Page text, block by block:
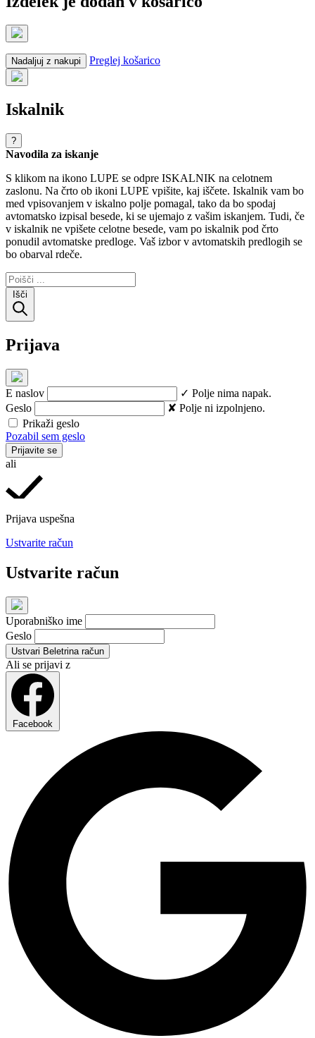
Nadaljuj z nakupi Preglej košarico
Iskalnik
?
Navodila za iskanje
S klikom na ikono LUPE se odpre ISKALNIK na celotnem
zaslonu. Na črto ob ikoni LUPE vpišite, kaj iščete. Iskalnik vam bo
med vpisovanjem v iskalno polje pomagal, tako da bo spodaj
avtomatsko izpisal besede, ki se ujemajo z vašim iskanjem. Tudi, če
v iskalnik ne vpišete celotne besede, vam po iskalnik pod črto
ponudil avtomatske predloge. Vaš izbor v avtomatskih predlogih se
bo obarval rdeče.
Išči
Prijava
E naslov
✓ Polje nima napak.
Geslo
✘ Polje ni izpolnjeno.
Prikaži geslo
Pozabil sem geslo
Prijavite se
ali
Prijava uspešna
Ustvarite račun
Ustvarite račun
Uporabniško ime
Geslo
Ustvari Beletrina račun
Ali se prijavi z
Facebook